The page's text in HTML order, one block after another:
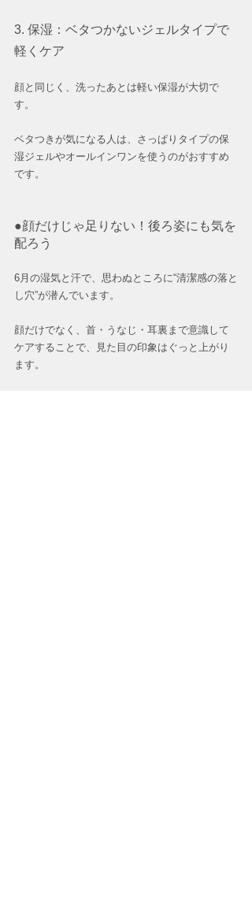
3. 保湿：ベタつかないジェルタイプで
軽くケア
顔と同じく、洗ったあとは軽い保湿が大切で
す。
ベタつきが気になる人は、さっぱりタイプの保
湿ジェルやオールインワンを使うのがおすすめ
です。
●顔だけじゃ足りない！後ろ姿にも気を
配ろう
6月の湿気と汗で、思わぬところに“清潔感の落と
し穴”が潜んでいます。
顔だけでなく、首・うなじ・耳裏まで意識して
ケアすることで、見た目の印象はぐっと上がり
ます。